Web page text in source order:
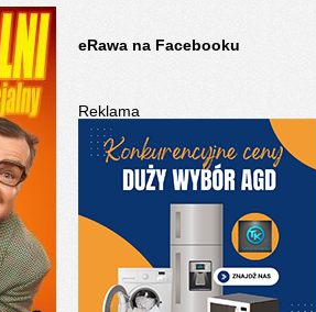
eRawa na Facebooku
Reklama